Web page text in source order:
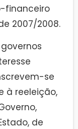
financeiro
2007/2008.
se
à reeleição,
de